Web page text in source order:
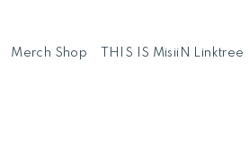
Merch Shop THIS IS MisiiN Linktree